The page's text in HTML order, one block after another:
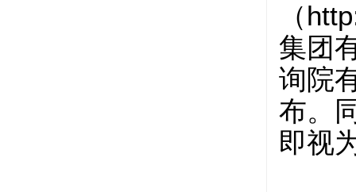
（
集团
询院
布。
即视